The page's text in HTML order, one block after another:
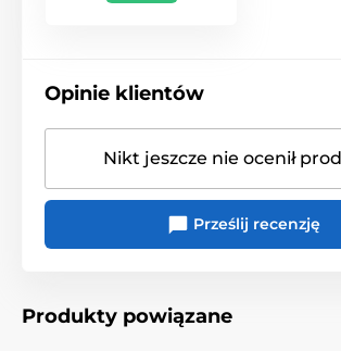
Opinie klientów
Nikt jeszcze nie ocenił
Prześlij recenzję
Produkty powiązane